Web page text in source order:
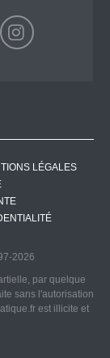
LÉGALES
2026
par quelque
sans l'autorisation
est illicite et